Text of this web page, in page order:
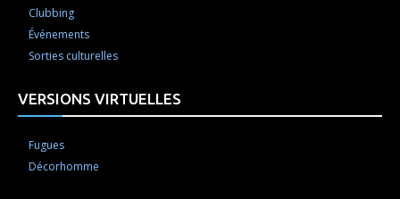
Clubbing
Événements
Sorties culturelles
VERSIONS VIRTUELLES
Fugues
Décorhomme